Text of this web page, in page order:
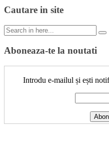
Cautare in site
Search
for:
Aboneaza-te la noutati
Introdu e-mailul și ești